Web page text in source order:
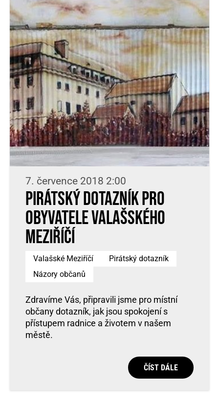
7. července 2018 2:00
Pirátský dotazník pro
obyvatele Valašského
Meziříčí
Valašské Meziříčí
Pirátský dotazník
Názory občanů
Zdravíme Vás, připravili jsme pro místní
občany dotazník, jak jsou spokojení s
přístupem radnice a životem v našem
městě.
ČÍST DÁLE